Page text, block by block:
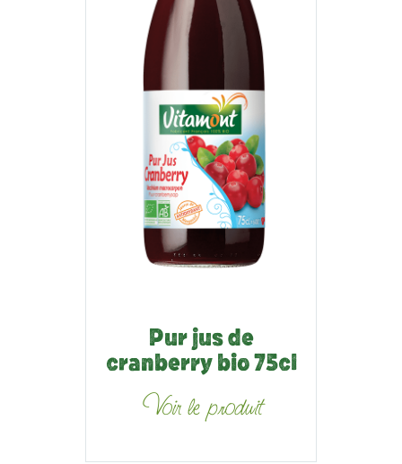
Pur jus de
cranberry bio 75cl
Voir le produit